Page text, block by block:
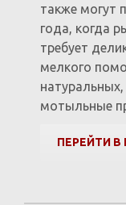
также могут
года, когда
требует
мелкого
мотыльные
ПЕРЕЙТИ В